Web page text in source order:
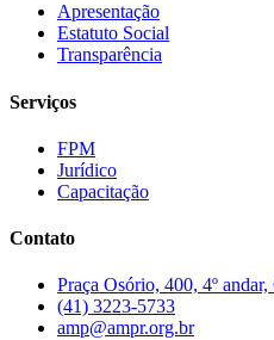
Apresentação
Estatuto Social
Transparência
Serviços
FPM
Jurídico
Capacitação
Contato
Praça Osório, 400, 4º
(41) 3223-5733
amp@ampr.org.br